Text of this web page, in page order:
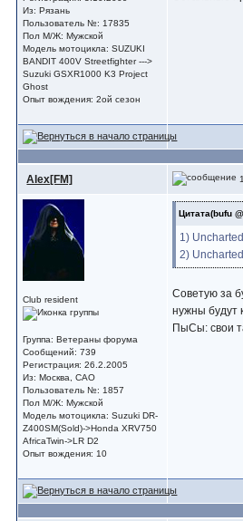
Из: Рязань
Пользователь №: 17835
Пол М/Ж: Мужской
Модель мотоцикла: SUZUKI
BANDIT 400V Streetfighter --->
Suzuki GSXR1000 K3 Project
Ghost
Опыт вождения: 2ой сезон
Alex[FM]
Club resident
Группа: Ветераны форума
Сообщений: 739
Регистрация: 26.2.2005
Из: Москва, САО
Пользователь №: 1857
Пол М/Ж: Мужской
Модель мотоцикла: Suzuki DR-
Z400SM(Sold)->Honda XRV750
AfricaTwin->LR D2
Опыт вождения: 10
Цитата(bufu
1)
2)
Советую за
нужны будут
ПыСы: свои